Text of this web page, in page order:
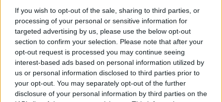
If you wish to opt-out of the sale, sharing to third parties, or
processing of your personal or sensitive information for
targeted advertising by us, please use the below opt-out
section to confirm your selection. Please note that after your
opt-out request is processed you may continue seeing
interest-based ads based on personal information utilized by
us or personal information disclosed to third parties prior to
your opt-out. You may separately opt-out of the further
disclosure of your personal information by third parties on the
σκορ μου δίνει αυτοπεποίθηση για τη συνέχεια».
– Που κρίθηκε το παιχνίδι;
«Βρήκαμε τις απαντήσεις στα μις-ματς και στα
ριμπάουντ και αφού το πετύχαμε στην τελευταία
περίοδο μας λύθηκαν τα… χέρια. Το μεγαλύτερο